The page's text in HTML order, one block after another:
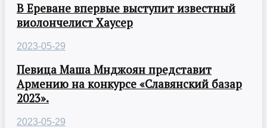
В Ереване впервые выступит известный
виолончелист Хаусер
2023-05-29
Певица Маша Мнджоян представит
Армению на конкурсе «Славянский базар
2023».
2023-05-29